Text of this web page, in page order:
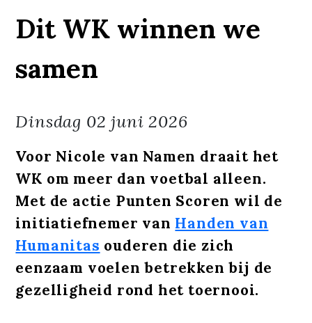
Dit WK winnen we
samen
Dinsdag 02 juni 2026
Voor Nicole van Namen draait het
WK om meer dan voetbal alleen.
Met de actie Punten Scoren wil de
initiatiefnemer van Handen van
Humanitas ouderen die zich
eenzaam voelen betrekken bij de
gezelligheid rond het toernooi.